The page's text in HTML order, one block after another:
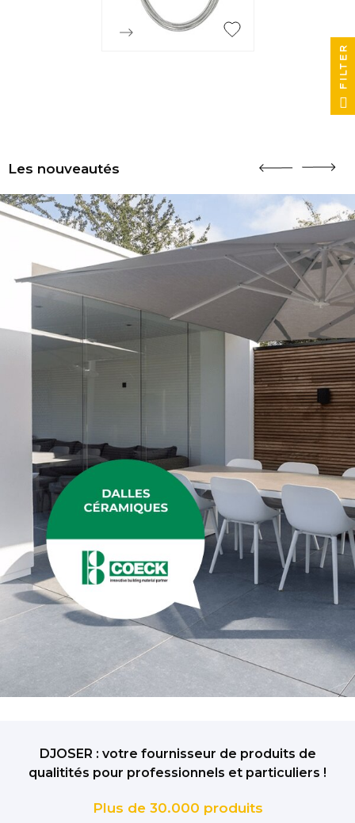
Les nouveautés
DJOSER : votre fournisseur de produits de
qualitités pour professionnels et particuliers !
Plus de 30.000 produits
FILTER